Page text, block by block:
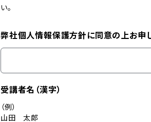
い。
弊社個人情報保護方針に同意の上お申し
受講者名（漢字）
（例）
山田 太郎